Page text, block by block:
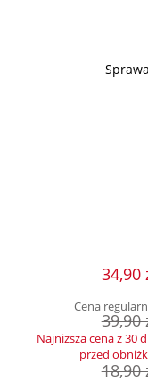
34,90
Cena
39,90
Najniższa cena z 30
przed
18,90